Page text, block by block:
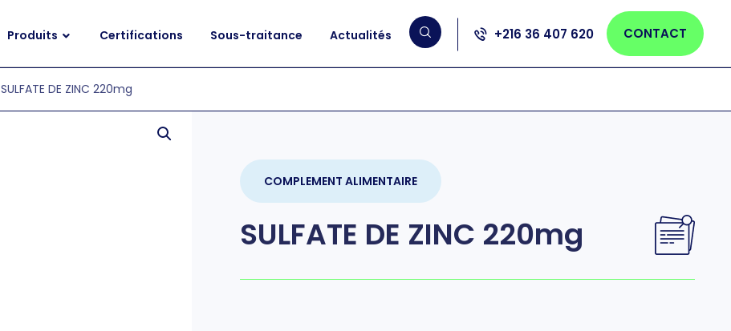
CONTACT
+216 36 407 620
Produits Certifications Sous-traitance Actualités
SULFATE DE ZINC 220mg
COMPLEMENT ALIMENTAIRE
SULFATE DE ZINC 220mg